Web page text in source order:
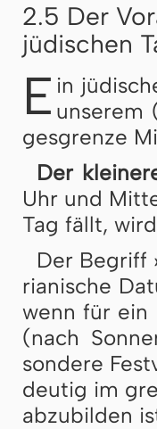
2.5 Der
jüdischen
E in
un­se­rem
ges­gren­ze
Der
Uhr und
Tag fällt,
Der Begriff
ri­a­ni­sche
wenn für ein
(nach
son­de­re
deu­tig im
ab­zu­bil­den